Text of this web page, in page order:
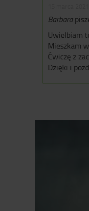
Barbara
Uwielbiam
Mieszkam
Ćwiczę z
Dzięki i